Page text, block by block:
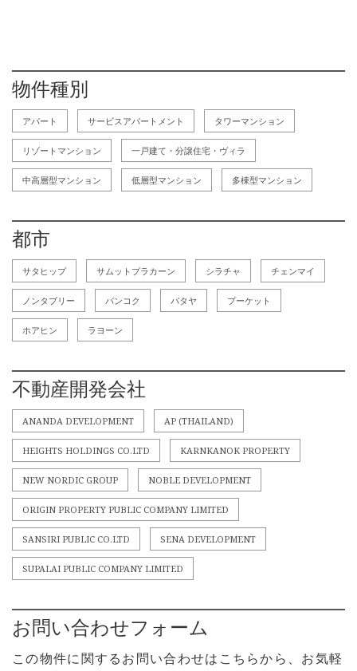
物件種別
アパート サービスアパートメント タワーマンション
リゾートマンション 一戸建て・分譲住宅・ヴィラ
中高層型マンション 低層型マンション 多棟型マンション
都市
サタヒップ サムットプラカーン シラチャ チェンマイ
ノンタブリー バンコク パタヤ プーケット
ホアヒン ラヨーン
不動産開発会社
ANANDA DEVELOPMENT AP (THAILAND)
HEIGHTS HOLDINGS CO.LTD KARNKANOK PROPERTY
NEW NORDIC GROUP NOBLE DEVELOPMENT
ORIGIN PROPERTY PUBLIC COMPANY LIMITED
SANSIRI PUBLIC CO.LTD SENA DEVELOPMENT
SUPALAI PUBLIC COMPANY LIMITED
お問い合わせフォーム
この物件に関するお問い合わせはこちらから、お気軽